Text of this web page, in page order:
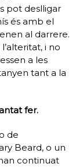
pot deslligar
és amb el
al darrere.
i no
a les
tant a la
fer.
de
Beard, o un
continuat